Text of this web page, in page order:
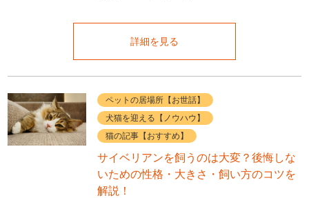
詳細を見る
ペットの居場所【お世話】
犬猫を迎える【ノウハウ】
猫の記事【おすすめ】
サイベリアンを飼うのは大変？後悔しな
いための性格・大きさ・飼い方のコツを
解説！